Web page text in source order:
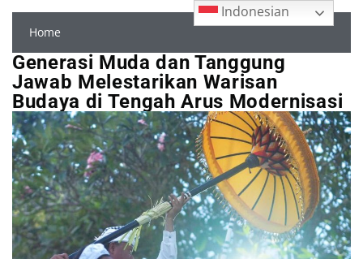
Home
Generasi Muda dan Tanggung
Jawab Melestarikan Warisan
Budaya di Tengah Arus Modernisasi
Indonesian